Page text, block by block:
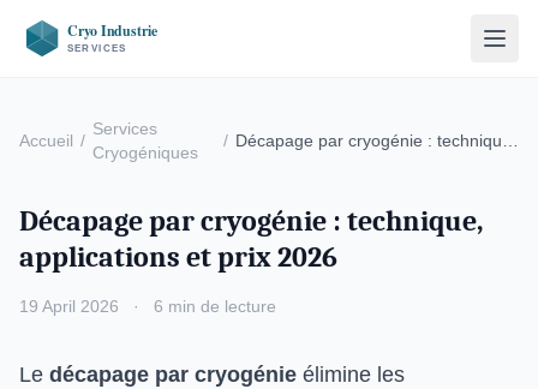
Accueil /
Services
Cryogéniques
/ Décapage par cryogénie : technique,
Décapage par cryogénie : technique,
applications et prix 2026
19 April 2026 · 6 min de lecture
Le décapage par cryogénie élimine les